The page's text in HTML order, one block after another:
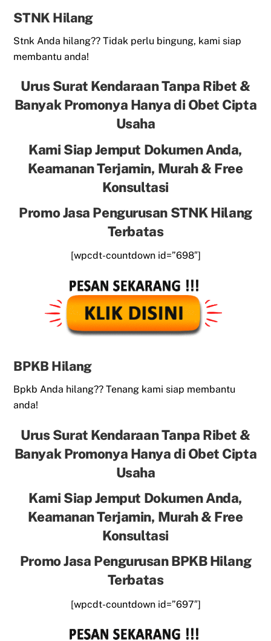
STNK Hilang
Stnk Anda hilang?? Tidak perlu bingung, kami siap
membantu anda!
Urus Surat Kendaraan Tanpa Ribet &
Banyak Promonya Hanya di Obet Cipta
Usaha
Kami Siap Jemput Dokumen Anda,
Keamanan Terjamin, Murah & Free
Konsultasi
Promo Jasa Pengurusan STNK Hilang
Terbatas
[wpcdt-countdown id=”698″]
BPKB Hilang
Bpkb Anda hilang?? Tenang kami siap membantu
anda!
Urus Surat Kendaraan Tanpa Ribet &
Banyak Promonya Hanya di Obet Cipta
Usaha
Kami Siap Jemput Dokumen Anda,
Keamanan Terjamin, Murah & Free
Konsultasi
Promo Jasa Pengurusan BPKB Hilang
Terbatas
[wpcdt-countdown id=”697″]